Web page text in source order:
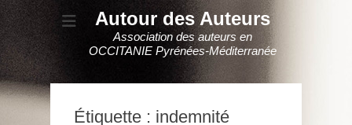
Autour des Auteurs
Association des auteurs en
OCCITANIE Pyrénées-Méditerranée
Étiquette : indemnité